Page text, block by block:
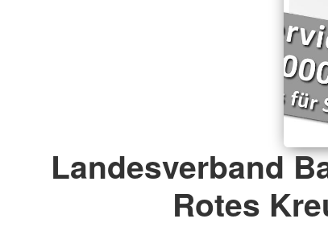
Landesverband
Rotes